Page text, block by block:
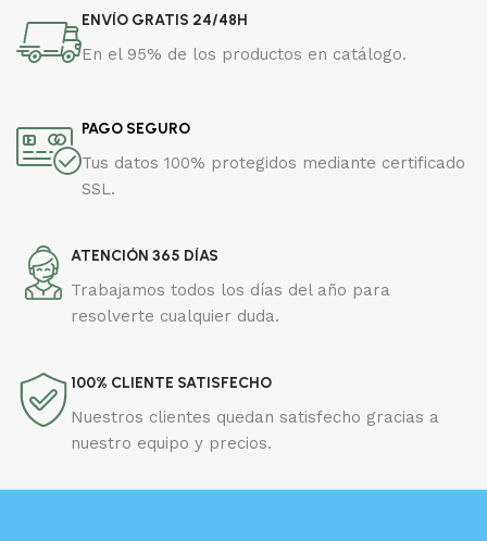
ENVÍO GRATIS 24/48H
En el 95% de los productos en catálogo.
PAGO SEGURO
Tus datos 100% protegidos mediante certificado
SSL.
ATENCIÓN 365 DÍAS
Trabajamos todos los días del año para
resolverte cualquier duda.
100% CLIENTE SATISFECHO
Nuestros clientes quedan satisfecho gracias a
nuestro equipo y precios.